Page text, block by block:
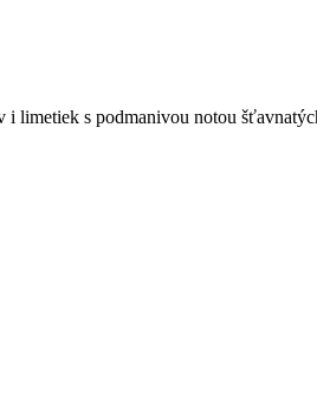
limetiek s podmanivou notou